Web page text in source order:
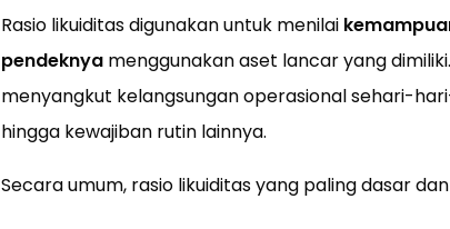
Rasio likuiditas digunakan untuk menilai
pendeknyamenggunakan aset lancar yang
menyangkut kelangsungan operasional sehari-
hingga kewajiban rutin lainnya.
Secara umum, rasio likuiditas yang paling dasar